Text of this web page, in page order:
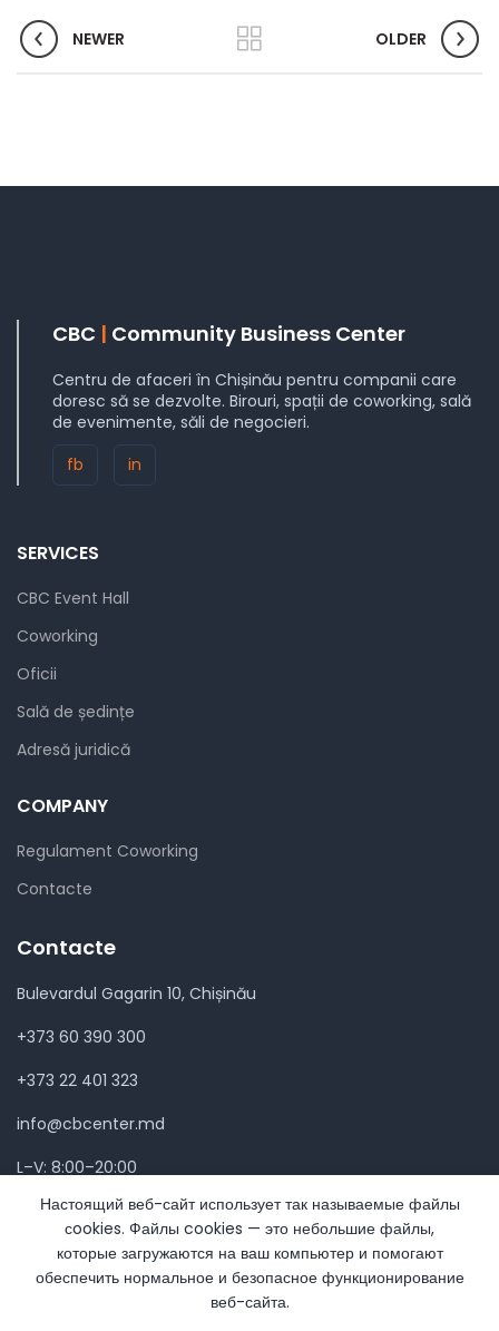
NEWER OLDER
CBC | Community Business Center
Centru de afaceri în Chișinău pentru companii care
doresc să se dezvolte. Birouri, spații de coworking, sală
de evenimente, săli de negocieri.
fb
in
SERVICES
CBC Event Hall
Coworking
Oficii
Sală de ședințe
Adresă juridică
COMPANY
Regulament Coworking
Contacte
Contacte
Bulevardul Gagarin 10, Chișinău
+373 60 390 300
+373 22 401 323
info@cbcenter.md
L–V: 8:00–20:00
Community Business Center 2024
Politica de confidențialitate
Настоящий веб-сайт использует так называемые файлы
сookies. Файлы cookies — это небольшие файлы,
которые загружаются на ваш компьютер и помогают
обеспечить нормальное и безопасное функционирование
веб-сайта.